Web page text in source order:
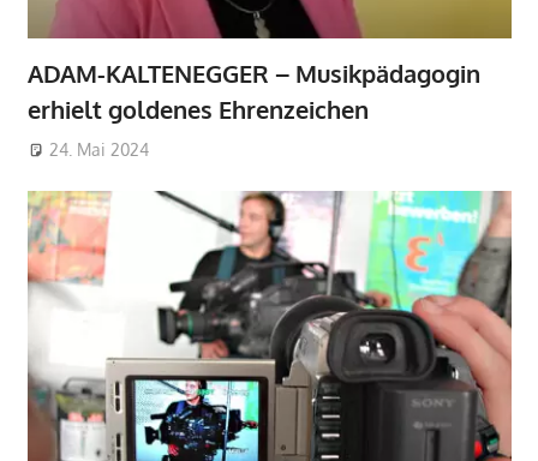
ADAM-KALTENEGGER – Musikpädagogin
erhielt goldenes Ehrenzeichen
24. Mai 2024